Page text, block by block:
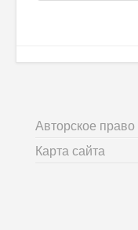
Авторское
Карта сайта